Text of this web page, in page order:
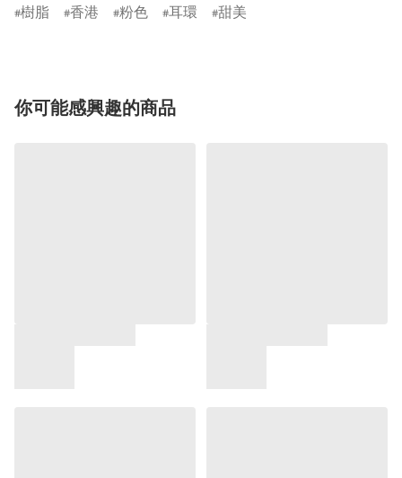
樹脂
香港 粉色 耳環 甜美
你可能感興趣的商品